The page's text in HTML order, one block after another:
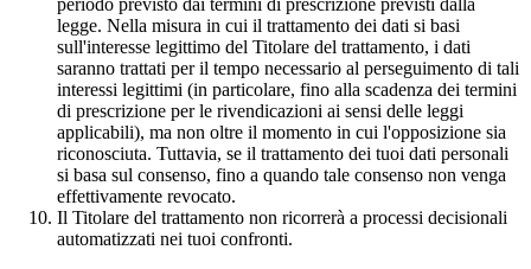
periodo previsto dai termini di prescrizione previsti dalla
legge. Nella misura in cui il trattamento dei dati si basi
sull'interesse legittimo del Titolare del trattamento, i dati
saranno trattati per il tempo necessario al perseguimento di tali
interessi legittimi (in particolare, fino alla scadenza dei termini
di prescrizione per le rivendicazioni ai sensi delle leggi
applicabili), ma non oltre il momento in cui l'opposizione sia
riconosciuta. Tuttavia, se il trattamento dei tuoi dati personali
si basa sul consenso, fino a quando tale consenso non venga
effettivamente revocato.
Il Titolare del trattamento non ricorrerà a processi decisionali
automatizzati nei tuoi confronti.